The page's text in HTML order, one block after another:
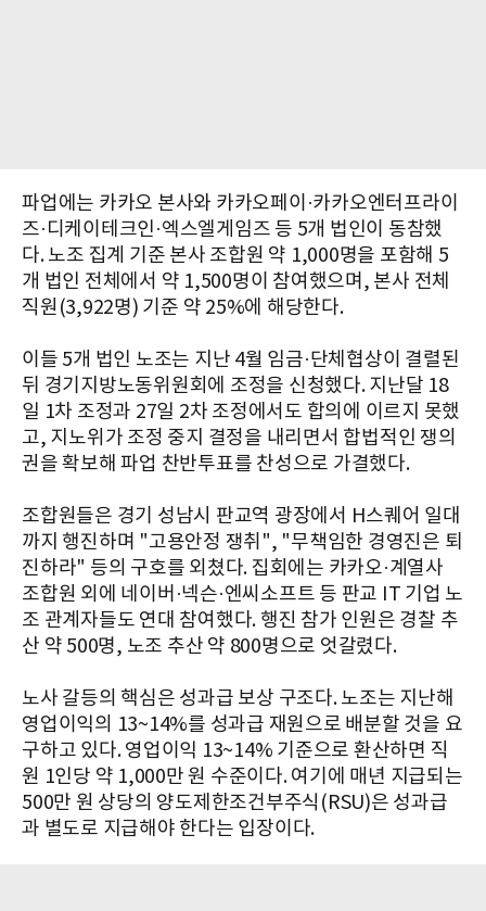
파업에는 카카오 본사와 카카오페이·카카오엔터프라이
즈·디케이테크인·엑스엘게임즈 등 5개 법인이 동참했
다. 노조 집계 기준 본사 조합원 약 1,000명을 포함해 5
개 법인 전체에서 약 1,500명이 참여했으며, 본사 전체
직원(3,922명) 기준 약 25%에 해당한다.
이들 5개 법인 노조는 지난 4월 임금·단체협상이 결렬된
뒤 경기지방노동위원회에 조정을 신청했다. 지난달 18
일 1차 조정과 27일 2차 조정에서도 합의에 이르지 못했
고, 지노위가 조정 중지 결정을 내리면서 합법적인 쟁의
권을 확보해 파업 찬반투표를 찬성으로 가결했다.
조합원들은 경기 성남시 판교역 광장에서 H스퀘어 일대
까지 행진하며 "고용안정 쟁취", "무책임한 경영진은 퇴
진하라" 등의 구호를 외쳤다. 집회에는 카카오·계열사
조합원 외에 네이버·넥슨·엔씨소프트 등 판교 IT 기업 노
조 관계자들도 연대 참여했다. 행진 참가 인원은 경찰 추
산 약 500명, 노조 추산 약 800명으로 엇갈렸다.
노사 갈등의 핵심은 성과급 보상 구조다. 노조는 지난해
영업이익의 13~14%를 성과급 재원으로 배분할 것을 요
구하고 있다. 영업이익 13~14% 기준으로 환산하면 직
원 1인당 약 1,000만 원 수준이다. 여기에 매년 지급되는
500만 원 상당의 양도제한조건부주식(RSU)은 성과급
과 별도로 지급해야 한다는 입장이다.